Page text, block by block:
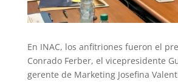
En INAC, los anfitriones fueron el
Conrado Ferber, el vicepresidente
gerente de Marketing Josefina